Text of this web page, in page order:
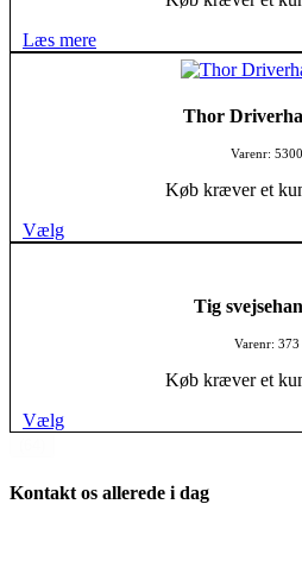
Læs mere
Thor
Varenr: 5300
Køb kræver et
Vælg
Tig
Varenr: 373
Køb kræver et
Vælg
Kontakt os allerede i dag